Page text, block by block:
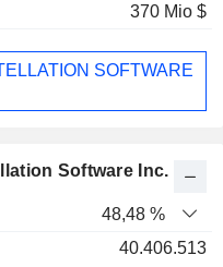
370 Mio $
SOFTWARE
Software Inc.
48,48 %
40.406.513